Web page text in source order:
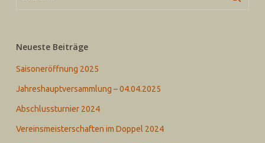
Neueste Beiträge
Saisoneröffnung 2025
Jahreshauptversammlung – 04.04.2025
Abschlussturnier 2024
Vereinsmeisterschaften im Doppel 2024